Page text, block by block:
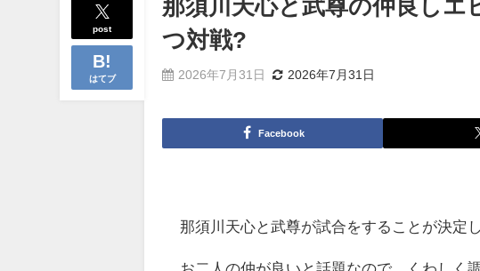
post
はてブ
那須川天心と武尊の仲良し
つ対戦?
2026年7月31日 2026年7月31日
Facebook
那須川天心と武尊が試合をすることが決定